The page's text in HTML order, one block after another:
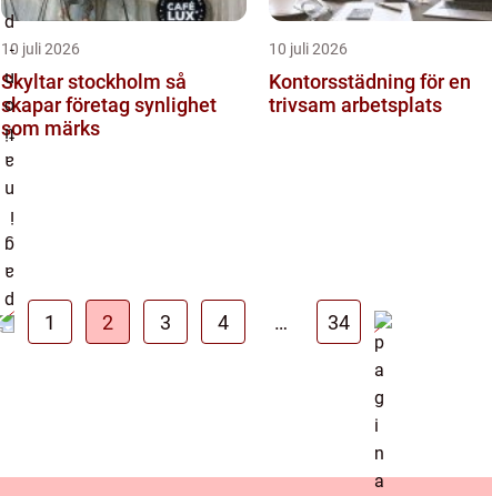
10 juli 2026
Skyltar stockholm så
skapar företag synlighet
som märks
10 juli 2026
Kontorsstädning för en
trivsam arbetsplats
1 2 3 4 … 34